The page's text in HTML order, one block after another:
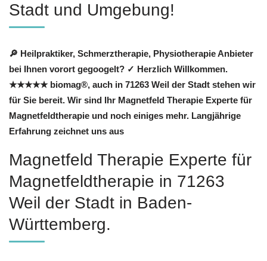
Stadt und Umgebung!
🔎 Heilpraktiker, Schmerztherapie, Physiotherapie Anbieter
bei Ihnen vorort gegoogelt? ✓ Herzlich Willkommen.
★★★★★ biomag®, auch in 71263 Weil der Stadt stehen wir
für Sie bereit. Wir sind Ihr Magnetfeld Therapie Experte für
Magnetfeldtherapie und noch einiges mehr. Langjährige
Erfahrung zeichnet uns aus
Magnetfeld Therapie Experte für
Magnetfeldtherapie in 71263
Weil der Stadt in Baden-
Württemberg.